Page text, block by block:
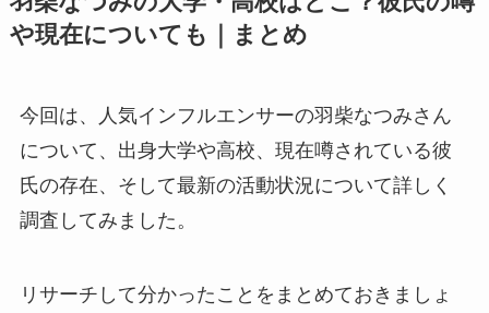
や現在についても｜まとめ
今回は、人気インフルエンサーの羽柴なつみさん
について、出身大学や高校、現在噂されている彼
氏の存在、そして最新の活動状況について詳しく
調査してみました。
リサーチして分かったことをまとめておきましょ